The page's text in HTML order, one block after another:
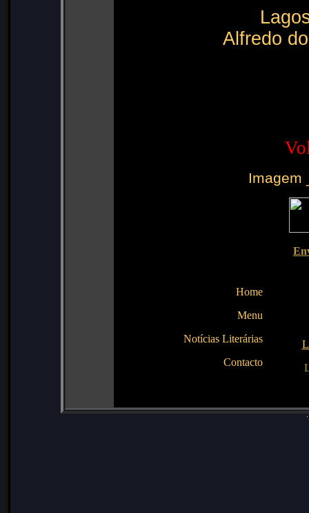
Alfredo
Imagem
Home
Menu
Notícias Literárias
Contacto